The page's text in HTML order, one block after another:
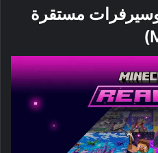
وسيرفرات مستقرة